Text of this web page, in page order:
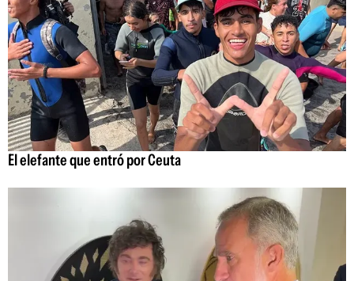
El elefante que entró por Ceuta